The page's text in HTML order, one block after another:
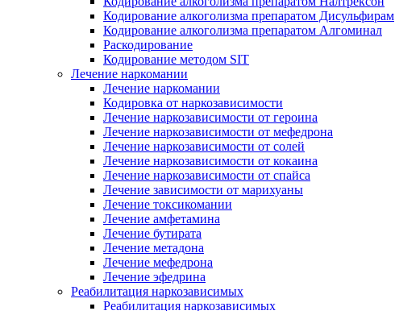
Кодирование алкоголизма препаратом Дисульфирам
Кодирование алкоголизма препаратом Алгоминал
Раскодирование
Кодирование методом SIT
Лечение наркомании
Лечение наркомании
Кодировка от наркозависимости
Лечение наркозависимости от героина
Лечение наркозависимости от мефедрона
Лечение наркозависимости от солей
Лечение наркозависимости от кокаина
Лечение наркозависимости от спайса
Лечение зависимости от марихуаны
Лечение токсикомании
Лечение амфетамина
Лечение бутирата
Лечение метадона
Лечение мефедрона
Лечение эфедрина
Реабилитация наркозависимых
Реабилитация наркозависимых